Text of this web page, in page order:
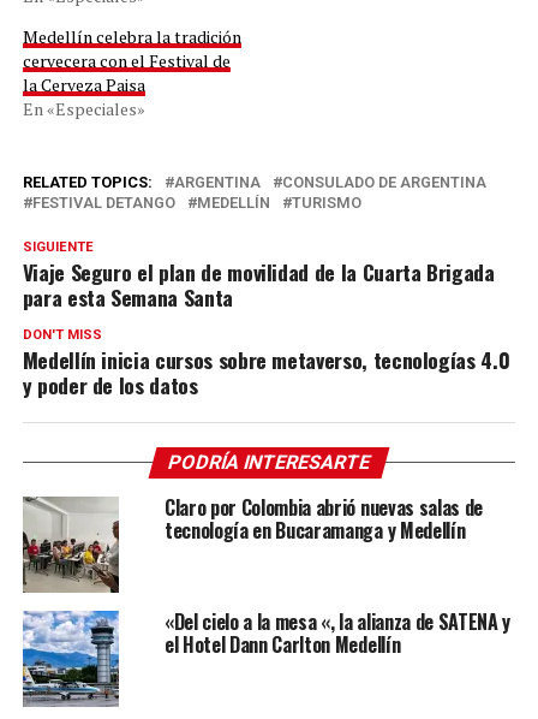
Medellín celebra la tradición
cervecera con el Festival de
la Cerveza Paisa
En «Especiales»
RELATED TOPICS: ARGENTINA
CONSULADO DE ARGENTINA
FESTIVAL DETANGO
MEDELLÍN TURISMO
SIGUIENTE
Viaje Seguro el plan de movilidad de la Cuarta Brigada
para esta Semana Santa
DON'T MISS
Medellín inicia cursos sobre metaverso, tecnologías 4.0
y poder de los datos
PODRÍA INTERESARTE
Claro por Colombia abrió nuevas salas de
tecnología en Bucaramanga y Medellín
«Del cielo a la mesa «, la alianza de SATENA y
el Hotel Dann Carlton Medellín